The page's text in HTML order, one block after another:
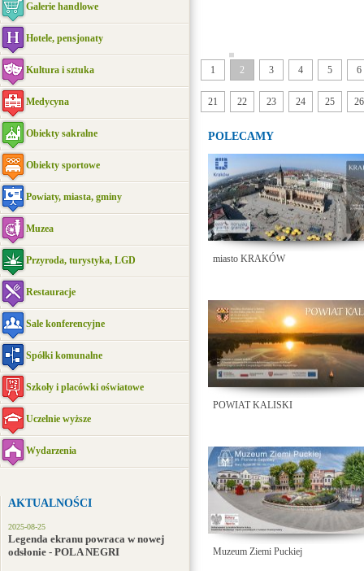
Galerie handlowe
Hotele, pensjonaty
Kultura i sztuka
Medycyna
Obiekty sakralne
Obiekty sportowe
Powiaty, miasta, gminy
Muzea
Przyroda, turystyka, LGD
Restauracje
Sale konferencyjne
Spółki komunalne
Szkoły i placówki oświatowe
Uczelnie wyższe
Wydarzenia
AKTUALNOŚCI
2025-08-25
Legenda ekranu powraca w nowej
odsłonie - POLA NEGRI
1
|||||
2 3 4 5 6
21 22 23 24 25 26
POLECAMY
miasto KRAKÓW
POWIAT KALISKI
Muzeum Ziemi Puckiej